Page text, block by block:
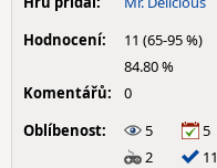
Hodnocení:
11 (65-95 %)
84.80 %
Komentářů:
0
Oblíbenost:
5
5
2
11